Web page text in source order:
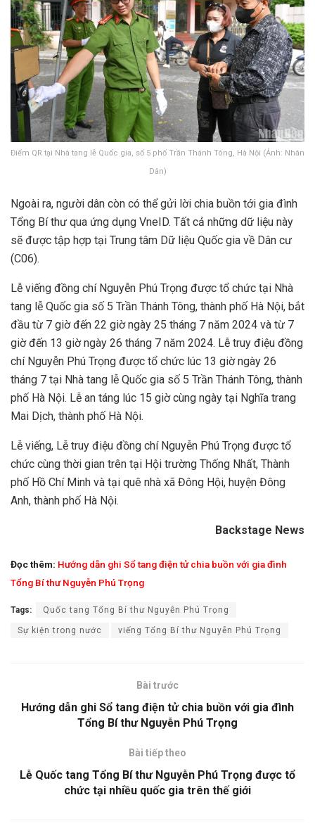
Điểm QR tại Nhà tang lễ Quốc gia, số 5 phố Trần Thánh Tông, Hà Nội (Ảnh: Nhân
Dân)
Ngoài ra, người dân còn có thể gửi lời chia buồn tới gia đình
Tổng Bí thư qua ứng dụng VneID. Tất cả những dữ liệu này
sẽ được tập hợp tại Trung tâm Dữ liệu Quốc gia về Dân cư
(C06).
Lễ viếng đồng chí Nguyễn Phú Trọng được tổ chức tại Nhà
tang lễ Quốc gia số 5 Trần Thánh Tông, thành phố Hà Nội, bắt
đầu từ 7 giờ đến 22 giờ ngày 25 tháng 7 năm 2024 và từ 7
giờ đến 13 giờ ngày 26 tháng 7 năm 2024. Lễ truy điệu đồng
chí Nguyễn Phú Trọng được tổ chức lúc 13 giờ ngày 26
tháng 7 tại Nhà tang lễ Quốc gia số 5 Trần Thánh Tông, thành
phố Hà Nội. Lễ an táng lúc 15 giờ cùng ngày tại Nghĩa trang
Mai Dịch, thành phố Hà Nội.
Lễ viếng, Lễ truy điệu đồng chí Nguyễn Phú Trọng được tổ
chức cùng thời gian trên tại Hội trường Thống Nhất, Thành
phố Hồ Chí Minh và tại quê nhà xã Đông Hội, huyện Đông
Anh, thành phố Hà Nội.
Backstage News
Đọc thêm: Hướng dẫn ghi Sổ tang điện tử chia buồn với gia đình
Tổng Bí thư Nguyễn Phú Trọng
Tags: Quốc tang Tổng Bí thư Nguyễn Phú Trọng
Sự kiện trong nước viếng Tổng Bí thư Nguyễn Phú Trọng
Bài trước
Hướng dẫn ghi Sổ tang điện tử chia buồn với gia đình
Tổng Bí thư Nguyễn Phú Trọng
Bài tiếp theo
Lễ Quốc tang Tổng Bí thư Nguyễn Phú Trọng được tổ
chức tại nhiều quốc gia trên thế giới